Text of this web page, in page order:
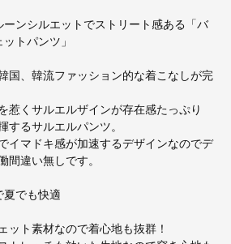
ンシルエットでストリート感ある「バ
トパンツ」
国、韓流ファッション的な着こなしが完
惹くサルエルザインが存在感たっぷり
するサルエルパンツ。
イマドキ感が加速するデザインなのでデ
間違い無しです。
夏でも快適
ット素材なので着心地も抜群！